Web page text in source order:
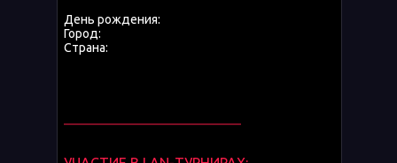
День рождения:
Город:
Страна: